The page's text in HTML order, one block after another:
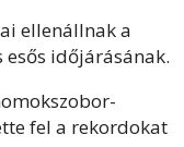
ellenállnak a
esős időjárásának.
fel a rekordokat